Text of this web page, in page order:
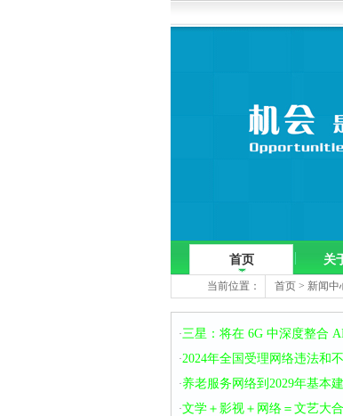
首页 关
当前位置： 首页 > 新闻中
·三星：将在 6G 中深度整合
·2024年全国受理网络违法和
·养老服务网络到2029年基本
·文学＋影视＋网络＝文艺大